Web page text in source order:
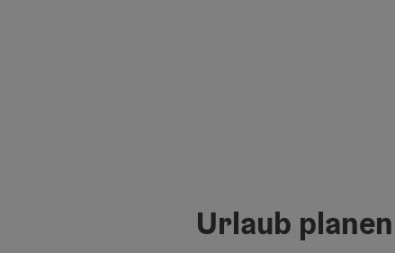
Urlaub